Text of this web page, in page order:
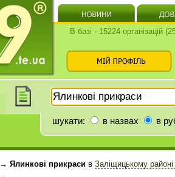
В базі - 15224 організацій
шукати: в назвах в
→ Ялинкові прикраси в Заліщицькому районі